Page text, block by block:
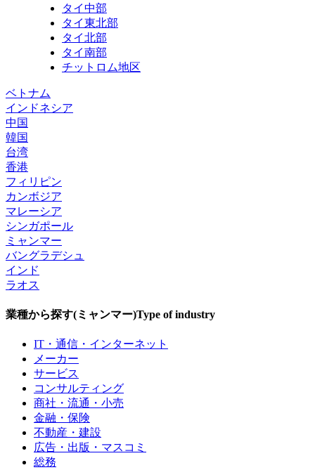
タイ中部
タイ東北部
タイ北部
タイ南部
チットロム地区
ベトナム
インドネシア
中国
韓国
台湾
香港
フィリピン
カンボジア
マレーシア
シンガポール
ミャンマー
バングラデシュ
インド
ラオス
業種から探す(ミャンマー)Type of industry
IT・通信・インターネット
メーカー
サービス
コンサルティング
商社・流通・小売
金融・保険
不動産・建設
広告・出版・マスコミ
総務